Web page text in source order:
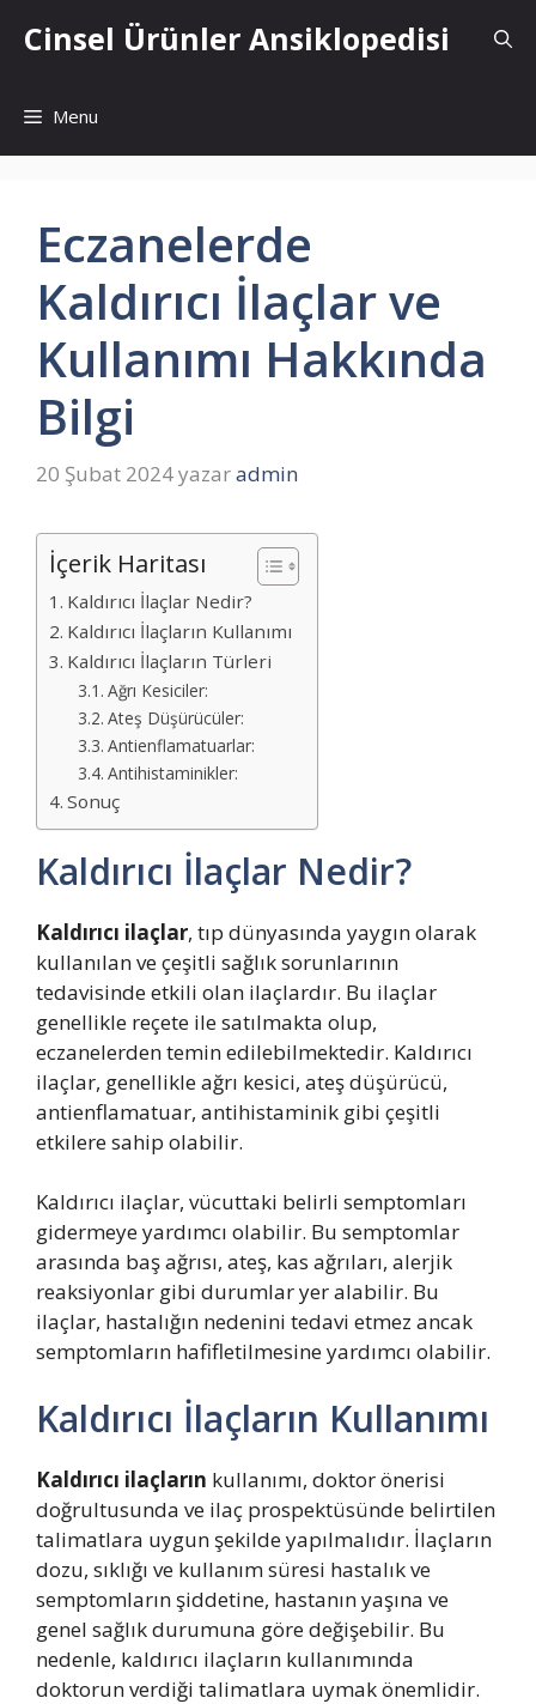
atlaCinsel Ürünler Ansiklopedisi
Menu
Eczanelerde
Kaldırıcı İlaçlar ve
Kullanımı Hakkında
Bilgi
20 Şubat 2024yazaradmin
İçerik Haritası
Kaldırıcı İlaçlar Nedir?
Kaldırıcı İlaçların Kullanımı
Kaldırıcı İlaçların Türleri
Ağrı Kesiciler:
Ateş Düşürücüler:
Antienflamatuarlar:
Antihistaminikler:
Sonuç
Kaldırıcı İlaçlar Nedir?
Kaldırıcı ilaçlar, tıp dünyasında yaygın olarak
kullanılan ve çeşitli sağlık sorunlarının
tedavisinde etkili olan ilaçlardır. Bu ilaçlar
genellikle reçete ile satılmakta olup,
eczanelerden temin edilebilmektedir. Kaldırıcı
ilaçlar, genellikle ağrı kesici, ateş düşürücü,
antienflamatuar, antihistaminik gibi çeşitli
etkilere sahip olabilir.
Kaldırıcı ilaçlar, vücuttaki belirli semptomları
gidermeye yardımcı olabilir. Bu semptomlar
arasında baş ağrısı, ateş, kas ağrıları, alerjik
reaksiyonlar gibi durumlar yer alabilir. Bu
ilaçlar, hastalığın nedenini tedavi etmez ancak
semptomların hafifletilmesine yardımcı olabilir.
Kaldırıcı İlaçların Kullanımı
Kaldırıcı ilaçların kullanımı, doktor önerisi
doğrultusunda ve ilaç prospektüsünde belirtilen
talimatlara uygun şekilde yapılmalıdır. İlaçların
dozu, sıklığı ve kullanım süresi hastalık ve
semptomların şiddetine, hastanın yaşına ve
genel sağlık durumuna göre değişebilir. Bu
nedenle, kaldırıcı ilaçların kullanımında
doktorun verdiği talimatlara uymak önemlidir.